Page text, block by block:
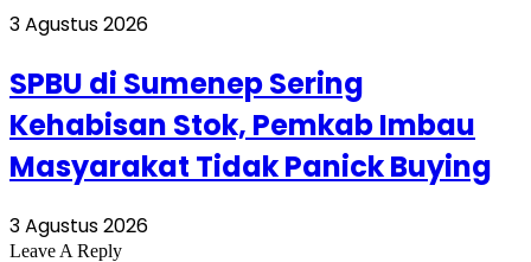
3 Agustus 2026
SPBU di Sumenep Sering
Kehabisan Stok, Pemkab Imbau
Masyarakat Tidak Panick Buying
3 Agustus 2026
Leave A Reply